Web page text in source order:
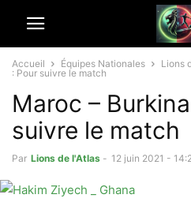
Accueil Équipes Nationales Lions
: Pour suivre le match
Maroc –
suivre le match
Par Lions de l'Atlas - 12 juin 2021 -